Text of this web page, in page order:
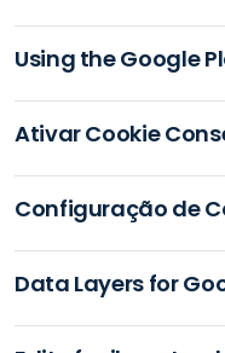
Using the Google
Ativar Cookie
Configuração de
Data Layers for